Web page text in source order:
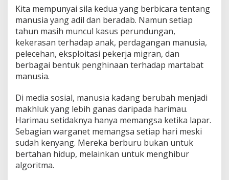
Kita mempunyai sila kedua yang berbicara tentang
manusia yang adil dan beradab. Namun setiap
tahun masih muncul kasus perundungan,
kekerasan terhadap anak, perdagangan manusia,
pelecehan, eksploitasi pekerja migran, dan
berbagai bentuk penghinaan terhadap martabat
manusia.
Di media sosial, manusia kadang berubah menjadi
makhluk yang lebih ganas daripada harimau.
Harimau setidaknya hanya memangsa ketika lapar.
Sebagian warganet memangsa setiap hari meski
sudah kenyang. Mereka berburu bukan untuk
bertahan hidup, melainkan untuk menghibur
algoritma.